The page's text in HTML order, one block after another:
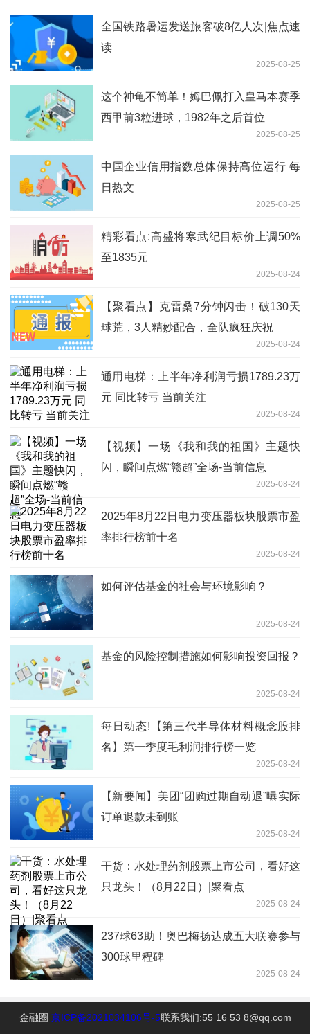
全国铁路暑运发送旅客破8亿人次|焦点速
读
2025-08-25
这个神龟不简单！姆巴佩打入皇马本赛季
西甲前3粒进球，1982年之后首位
2025-08-25
中国企业信用指数总体保持高位运行 每
日热文
2025-08-25
精彩看点:高盛将寒武纪目标价上调50%
至1835元
2025-08-24
【聚看点】克雷桑7分钟闪击！破130天
球荒，3人精妙配合，全队疯狂庆祝
2025-08-24
通用电梯：上半年净利润亏损1789.23万
元 同比转亏 当前关注
2025-08-24
【视频】一场《我和我的祖国》主题快
闪，瞬间点燃“赣超”全场-当前信息
2025-08-24
2025年8月22日电力变压器板块股票市盈
率排行榜前十名
2025-08-24
如何评估基金的社会与环境影响？
2025-08-24
基金的风险控制措施如何影响投资回报？
2025-08-24
每日动态!【第三代半导体材料概念股排
名】第一季度毛利润排行榜一览
2025-08-24
【新要闻】美团“团购过期自动退”曝实际
订单退款未到账
2025-08-24
干货：水处理药剂股票上市公司，看好这
只龙头！（8月22日）|聚看点
2025-08-24
237球63助！奥巴梅扬达成五大联赛参与
300球里程碑
2025-08-24
金融圈 京ICP备2021034106号-5联系我们:55 16 53 8@qq.com